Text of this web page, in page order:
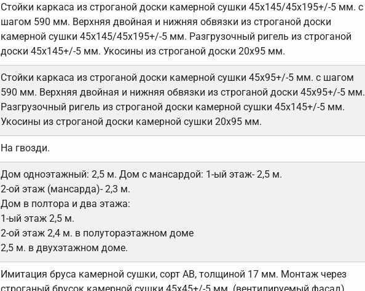
Стойки каркаса из строганой доски камерной сушки 45х145/45х195+/-5 мм. с
шагом 590 мм. Верхняя двойная и нижняя обвязки из строганой доски
камерной сушки 45х145/45х195+/-5 мм. Разгрузочный ригель из строганой
доски 45х145+/-5 мм. Укосины из строганой доски 20х95 мм.
Стойки каркаса из строганой доски камерной сушки 45х95+/-5 мм. с шагом
590 мм. Верхняя двойная и нижняя обвязки из строганой доски 45х95+/-5 мм.
Разгрузочный ригель из строганой доски камерной сушки 45х145+/-5 мм.
Укосины из строганой доски камерной сушки 20х95 мм.
На гвозди.
Дом одноэтажный: 2,5 м. Дом с мансардой: 1-ый этаж- 2,5 м.
2-ой этаж (мансарда)- 2,3 м.
Дом в полтора и два этажа:
1-ый этаж 2,5 м.
2-ой этаж 2,4 м. в полутораэтажном доме
2,5 м. в двухэтажном доме.
Имитация бруса камерной сушки, сорт АВ, толщиной 17 мм. Монтаж через